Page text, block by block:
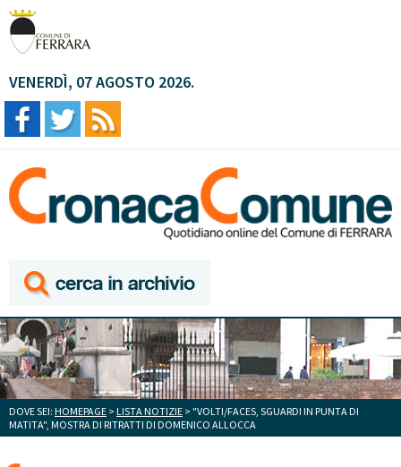
VENERDÌ, 07 AGOSTO 2026.
DOVE SEI: HOMEPAGE > LISTA NOTIZIE > "VOLTI/FACES, SGUARDI IN PUNTA DI
MATITA", MOSTRA DI RITRATTI DI DOMENICO ALLOCCA